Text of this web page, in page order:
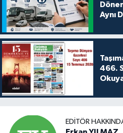
Aynı
466.
EDITÖR